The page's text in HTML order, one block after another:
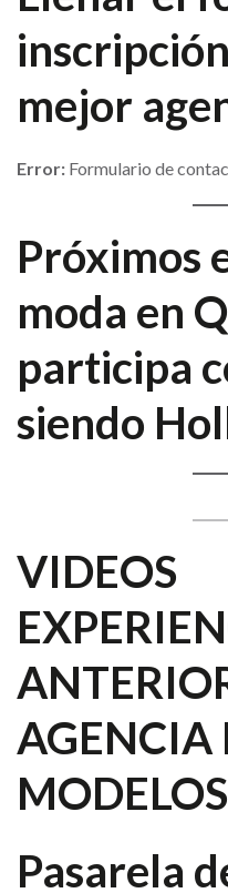
mejor
Error: Formulario de
Próximos
moda en
participa
siendo
VIDEOS
AGENCIA
Pasarela